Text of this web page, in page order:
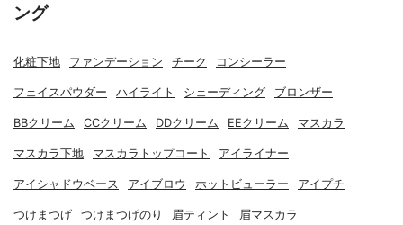
ング
化粧下地 ファンデーション チーク コンシーラー
フェイスパウダー ハイライト シェーディング ブロンザー
BBクリーム CCクリーム DDクリーム EEクリーム マスカラ
マスカラ下地 マスカラトップコート アイライナー
アイシャドウベース アイブロウ ホットビューラー アイプチ
つけまつげ つけまつげのり 眉ティント 眉マスカラ